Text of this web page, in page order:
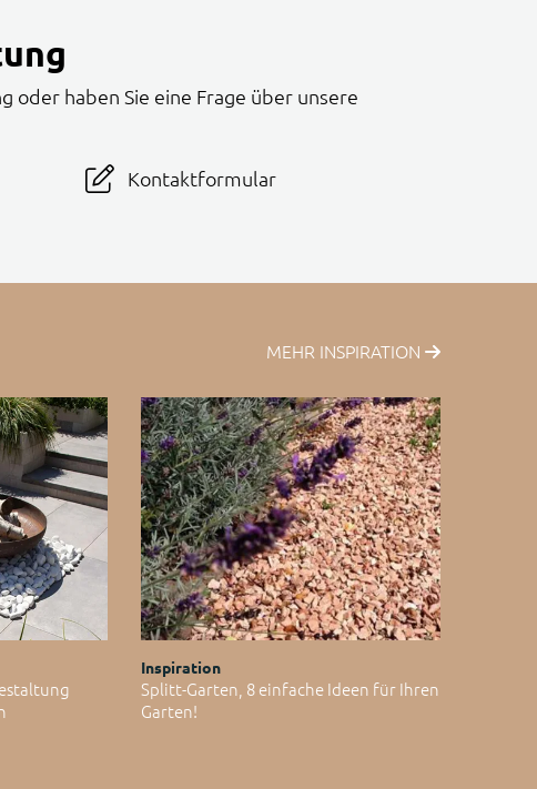
oder haben Sie eine Frage über unsere
Kontaktformular
MEHR INSPIRATION
Inspiration
Splitt-Garten, 8 einfache Ideen für Ihren
Garten!